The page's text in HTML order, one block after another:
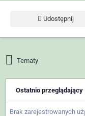
Udostępnij
Tematy
Ostatnio przeglądający
Brak zarejestrowanych